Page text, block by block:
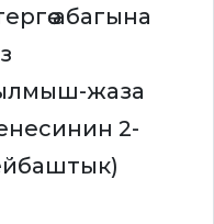
абагына
жаза
2-